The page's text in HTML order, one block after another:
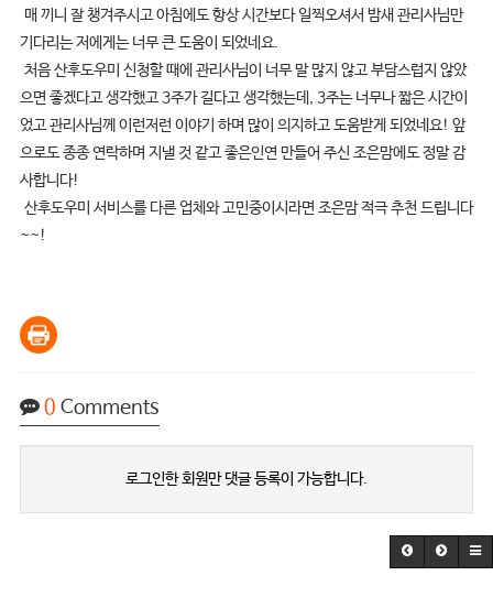
매 끼니 잘 챙겨주시고 아침에도 항상 시간보다 일찍오셔서 밤새 관리사님만
기다리는 저에게는 너무 큰 도움이 되었네요.
처음 산후도우미 신청할 때에 관리사님이 너무 말 많지 않고 부담스럽지 않았
으면 좋겠다고 생각했고 3주가 길다고 생각했는데, 3주는 너무나 짧은 시간이
었고 관리사님께 이런저런 이야기 하며 많이 의지하고 도움받게 되었네요! 앞
으로도 종종 연락하며 지낼 것 같고 좋은인연 만들어 주신 조은맘에도 정말 감
사합니다!
산후도우미 서비스를 다른 업체와 고민중이시라면 조은맘 적극 추천 드립니다
~~!
0 Comments
로그인한 회원만 댓글 등록이 가능합니다.